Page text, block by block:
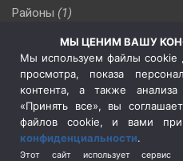
Районы (1)
(510)
Сельское хозяйство (3)
Социальная политика
(3)
Спецоперация в Украине
Спецоперация на Украине
Спорт (740)
МЫ ЦЕНИМ ВАШУ
Мы используем файлы cookie
просмотра, показа
контента, а также
«Принять все», вы
файлов cookie, и вами
конфиденциальности.
Этот сайт использует сервис